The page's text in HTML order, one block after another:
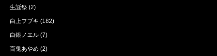
生誕祭 (2)
白上フブキ (182)
白銀ノエル (7)
百鬼あやめ (2)